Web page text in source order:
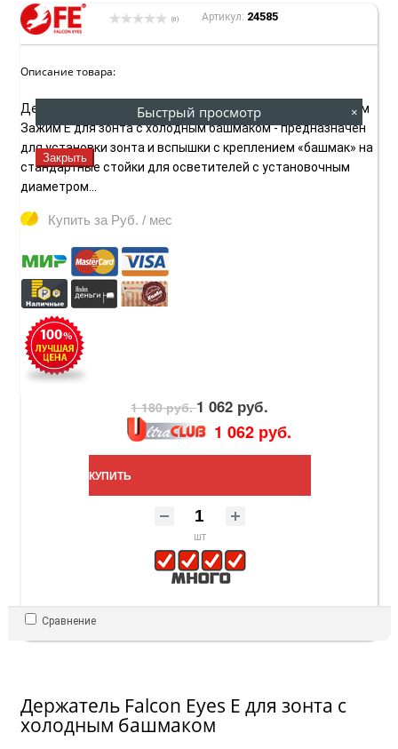
(0) Артикул: 24585
Описание товара:
Держатель Falcon Eyes E для зонта с холодным башмаком
Зажим Е для зонта с холодным башмаком - предназначен
для установки зонта и вспышки с креплением «башмак» на
стандартные стойки для осветителей с установочным
диаметром...
Купить за Руб. / мес
1 180 руб.1 062 руб.
1 062 руб.
КУПИТЬ
шт
Сравнение
Держатель Falcon Eyes E для зонта с
холодным башмаком
Быстрый просмотр ×
Закрыть